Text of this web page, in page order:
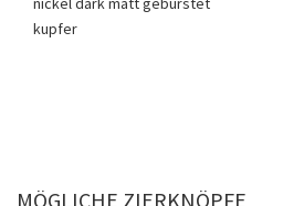
kupfer
MÖGLICHE ZIERKNÖPFE